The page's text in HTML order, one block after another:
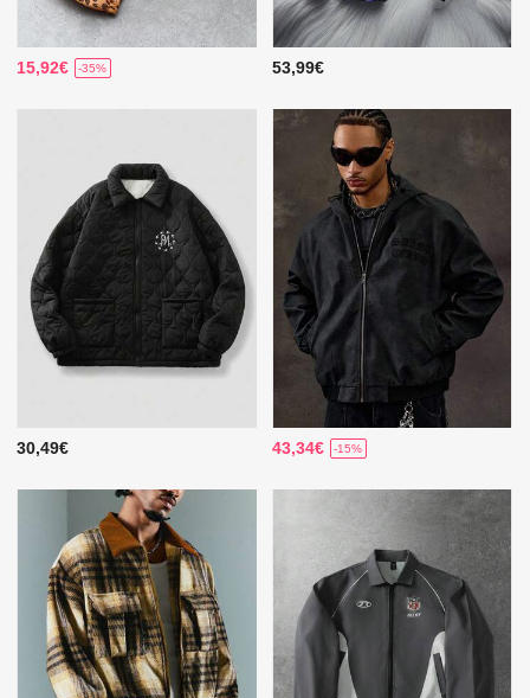
15,92€ -35% 53,99€
30,49€ 43,34€ -15%